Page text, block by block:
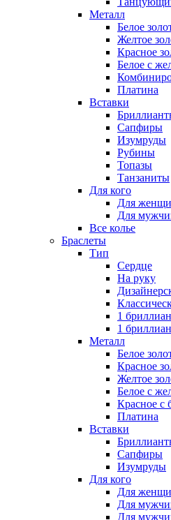
Металл
Белое
Желтое
Красное
Белое с
Платина
Вставки
Сапфиры
Изумруды
Рубины
Топазы
Танзаниты
Для кого
Для
Для
Все колье
Браслеты
Тип
Сердце
На руку
1
1
Металл
Белое
Красное
Желтое
Белое с
Красное с
Платина
Вставки
Сапфиры
Изумруды
Для кого
Для
Для
Для